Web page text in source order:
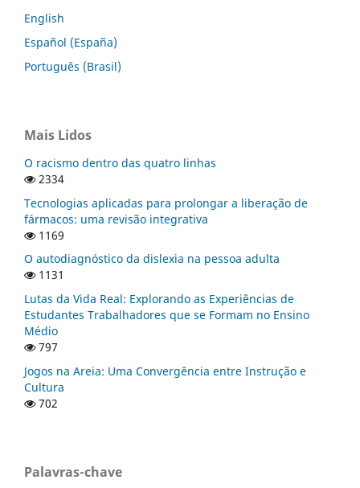
English
Español (España)
Português (Brasil)
Mais Lidos
O racismo dentro das quatro linhas
2334
Tecnologias aplicadas para prolongar a liberação de
fármacos: uma revisão integrativa
1169
O autodiagnóstico da dislexia na pessoa adulta
1131
Lutas da Vida Real: Explorando as Experiências de
Estudantes Trabalhadores que se Formam no Ensino
Médio
797
Jogos na Areia: Uma Convergência entre Instrução e
Cultura
702
Palavras-chave